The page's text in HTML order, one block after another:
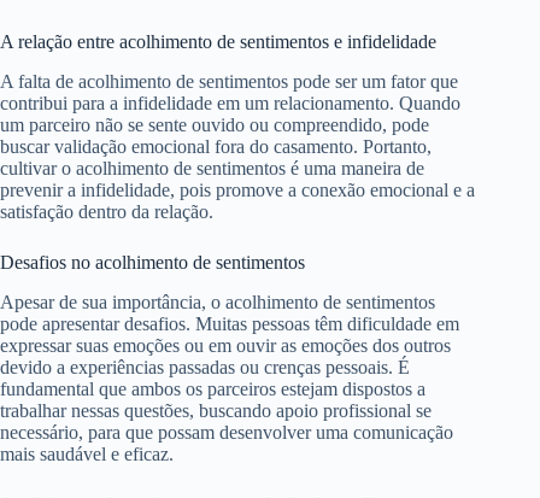
A relação entre acolhimento de sentimentos e infidelidade
A falta de acolhimento de sentimentos pode ser um fator que
contribui para a infidelidade em um relacionamento. Quando
um parceiro não se sente ouvido ou compreendido, pode
buscar validação emocional fora do casamento. Portanto,
cultivar o acolhimento de sentimentos é uma maneira de
prevenir a infidelidade, pois promove a conexão emocional e a
satisfação dentro da relação.
Desafios no acolhimento de sentimentos
Apesar de sua importância, o acolhimento de sentimentos
pode apresentar desafios. Muitas pessoas têm dificuldade em
expressar suas emoções ou em ouvir as emoções dos outros
devido a experiências passadas ou crenças pessoais. É
fundamental que ambos os parceiros estejam dispostos a
trabalhar nessas questões, buscando apoio profissional se
necessário, para que possam desenvolver uma comunicação
mais saudável e eficaz.